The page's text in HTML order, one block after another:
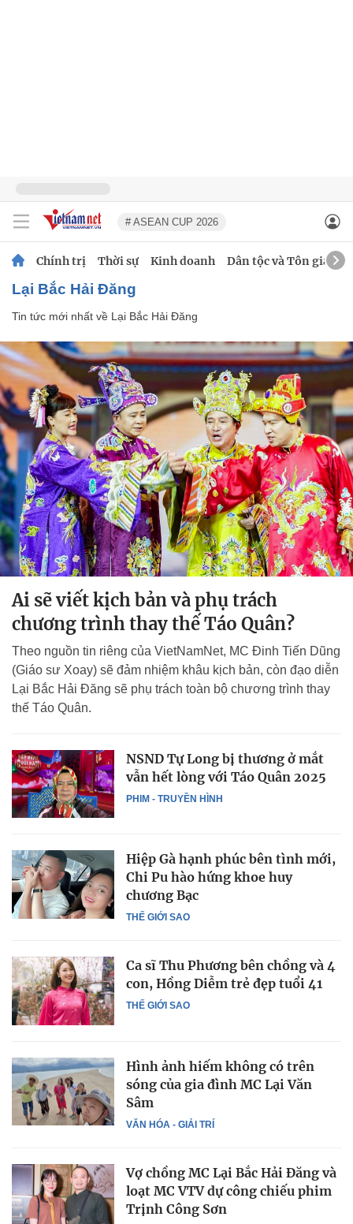
# ASEAN CUP 2026
Chính trị Thời sự Kinh doanh Dân tộc và Tôn giáo
Lại Bắc Hải Đăng
Tin tức mới nhất về Lại Bắc Hải Đăng
Ai sẽ viết kịch bản và phụ trách
chương trình thay thế Táo Quân?
Theo nguồn tin riêng của VietNamNet, MC Đinh Tiến Dũng
(Giáo sư Xoay) sẽ đảm nhiệm khâu kịch bản, còn đạo diễn
Lại Bắc Hải Đăng sẽ phụ trách toàn bộ chương trình thay
thế Táo Quân.
PHIM - TRUYỀN HÌNH
NSND Tự Long bị thương ở mắt
vẫn hết lòng với Táo Quân 2025
THẾ GIỚI SAO
Hiệp Gà hạnh phúc bên tình mới,
Chi Pu hào hứng khoe huy
chương Bạc
THẾ GIỚI SAO
Ca sĩ Thu Phương bên chồng và 4
con, Hồng Diễm trẻ đẹp tuổi 41
VĂN HÓA - GIẢI TRÍ
Hình ảnh hiếm không có trên
sóng của gia đình MC Lại Văn
Sâm
Vợ chồng MC Lại Bắc Hải Đăng và
loạt MC VTV dự công chiếu phim
Trịnh Công Sơn